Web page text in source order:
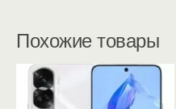
Похожие товары